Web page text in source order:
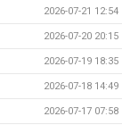
2026-07-21 12:54
2026-07-20 20:15
2026-07-19 18:35
2026-07-18 14:49
2026-07-17 07:58